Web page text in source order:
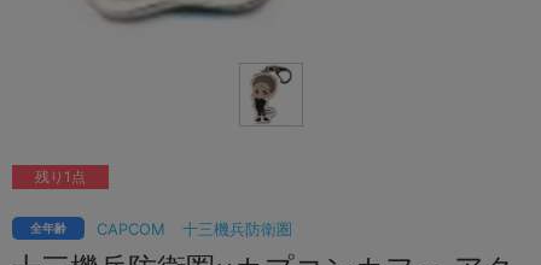
CAPCOM 十三機兵防衛圏
全年齢
残り1点